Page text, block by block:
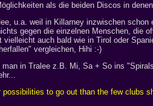
als die beiden Discos in
u.a. weil in Killarney inzwischen
gegen die einzelnen Menschen, die
vielleicht auch bald wie in Tirol oder
vergleichen, Hihi :-)
in Tralee z.B. Mi, Sa + So ins
to go out than the few clubs